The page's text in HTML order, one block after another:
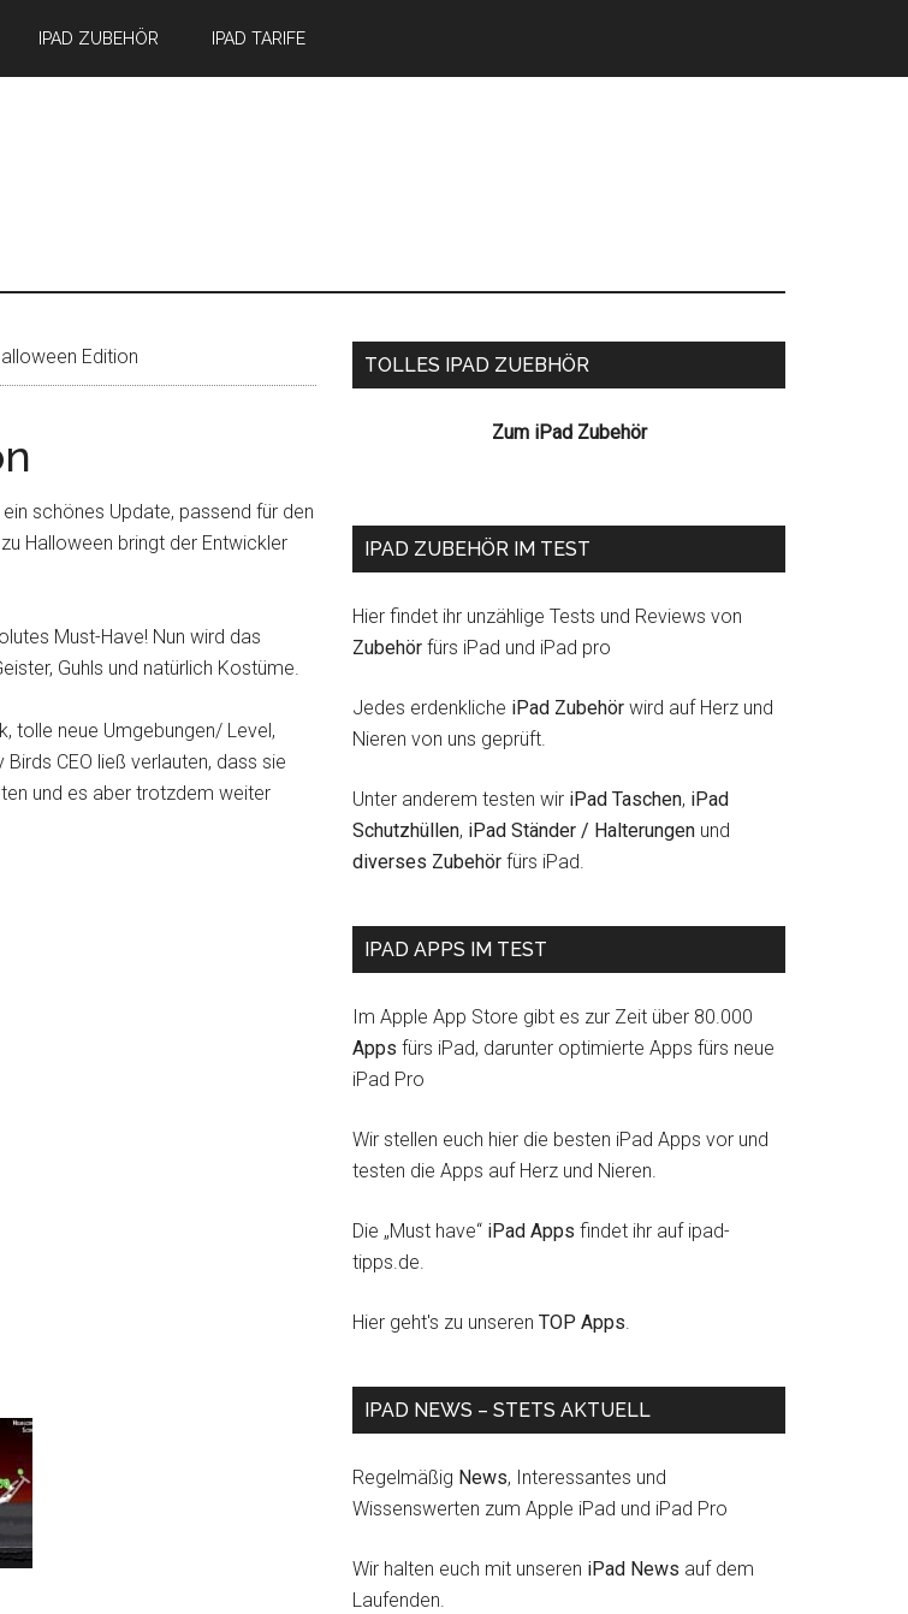
IPAD ZUBEHÖR IPAD TARIFE
Edition
schönes Update, passend für den
Halloween bringt der Entwickler
Must-Have! Nun wird das
Guhls und natürlich Kostüme.
tolle neue Umgebungen/ Level,
CEO ließ verlauten, dass sie
und es aber trotzdem weiter
Seitenspalte
TOLLES IPAD ZUEBHÖR
Zum iPad Zubehör
IPAD ZUBEHÖR IM TEST
Hier findet ihr unzählige Tests und Reviews von
Zubehör fürs iPad und iPad pro
Jedes erdenkliche iPad Zubehör wird auf Herz und
Nieren von uns geprüft.
Unter anderem testen wir iPad Taschen, iPad
Schutzhüllen, iPad Ständer / Halterungen und
diverses Zubehör fürs iPad.
IPAD APPS IM TEST
Im Apple App Store gibt es zur Zeit über 80.000
Apps fürs iPad, darunter optimierte Apps fürs neue
iPad Pro
Wir stellen euch hier die besten iPad Apps vor und
testen die Apps auf Herz und Nieren.
Die „Must have“ iPad Apps findet ihr auf ipad-
tipps.de.
Hier geht's zu unseren TOP Apps.
IPAD NEWS – STETS AKTUELL
Regelmäßig News, Interessantes und
Wissenswerten zum Apple iPad und iPad Pro
Wir halten euch mit unseren iPad News auf dem
Laufenden.